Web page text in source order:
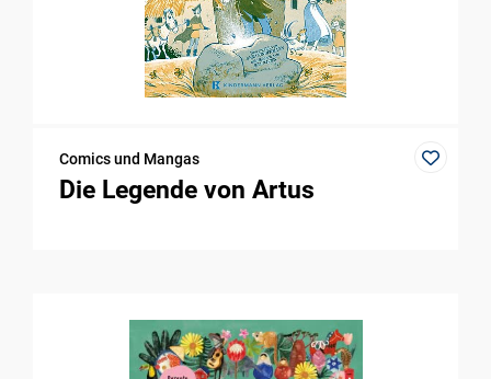
Comics und Mangas
Die Legende von Artus